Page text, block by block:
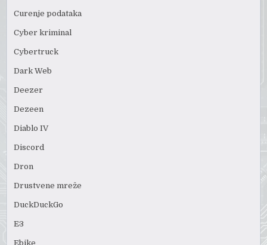
Curenje podataka
Cyber kriminal
Cybertruck
Dark Web
Deezer
Dezeen
Diablo IV
Discord
Dron
Drustvene mreže
DuckDuckGo
E3
Ebike